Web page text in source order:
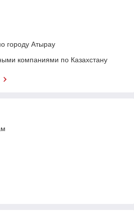
городу Атырау
компаниями по Казахстану